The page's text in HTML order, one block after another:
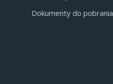
Dokumenty do pobrania